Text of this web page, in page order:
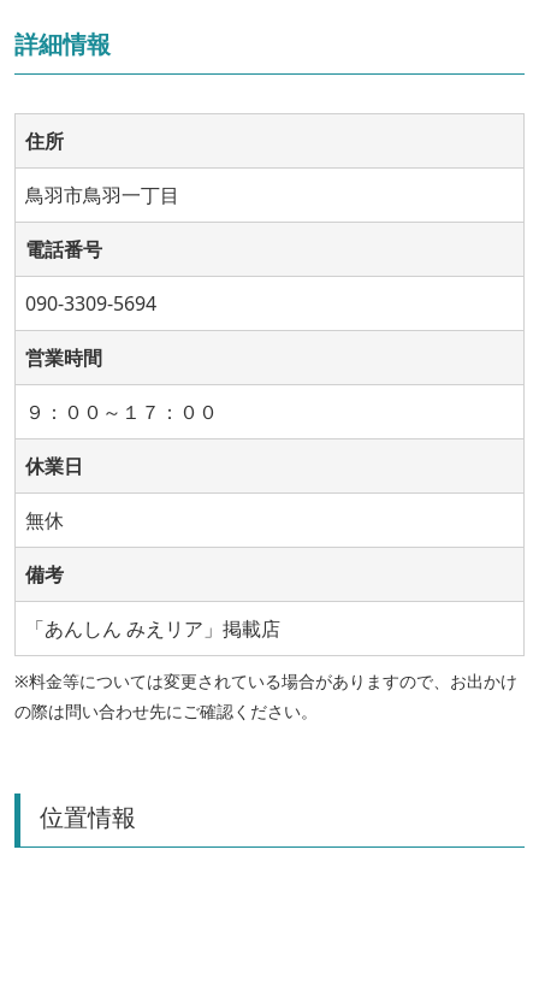
詳細情報
住所
鳥羽市鳥羽一丁目
電話番号
090-3309-5694
営業時間
９：００～１７：００
休業日
無休
備考
「あんしん みえリア」掲載店
※料金等については変更されている場合がありますので、お出かけ
の際は問い合わせ先にご確認ください。
位置情報